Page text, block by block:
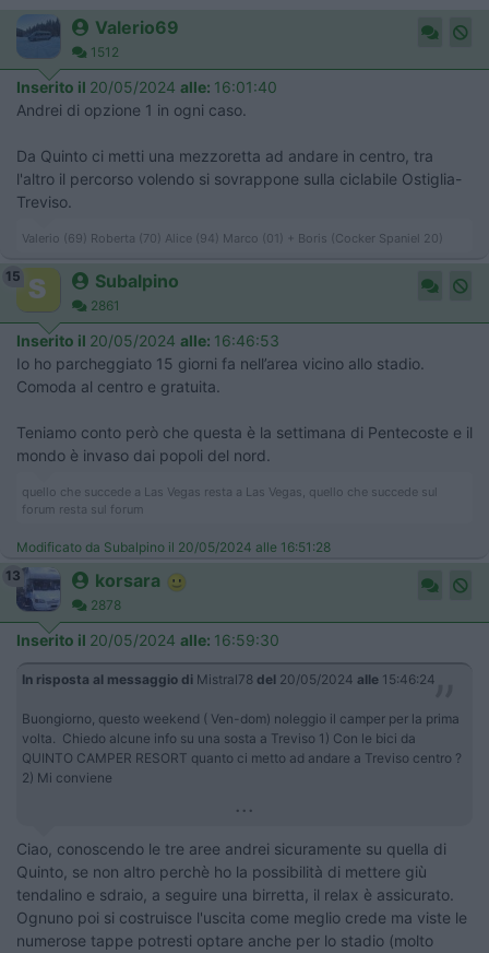
Valerio69
1512
Inserito il 20/05/2024 alle: 16:01:40
Andrei di opzione 1 in ogni caso.
Da Quinto ci metti una mezzoretta ad andare in centro, tra
l'altro il percorso volendo si sovrappone sulla ciclabile Ostiglia-
Treviso.
Valerio (69) Roberta (70) Alice (94) Marco (01) + Boris (Cocker Spaniel 20)
15 Subalpino
2861
Inserito il 20/05/2024 alle: 16:46:53
Io ho parcheggiato 15 giorni fa nell’area vicino allo stadio.
Comoda al centro e gratuita.
Teniamo conto però che questa è la settimana di Pentecoste e il
mondo è invaso dai popoli del nord.
quello che succede a Las Vegas resta a Las Vegas, quello che succede sul
forum resta sul forum
Modificato da Subalpino il 20/05/2024 alle 16:51:28
13
korsara
2878
Inserito il 20/05/2024 alle: 16:59:30
In risposta al messaggio di Mistral78 del 20/05/2024 alle 15:46:24
Buongiorno, questo weekend ( Ven-dom) noleggio il camper per la prima
volta. Chiedo alcune info su una sosta a Treviso 1) Con le bici da
QUINTO CAMPER RESORT quanto ci metto ad andare a Treviso centro ?
2) Mi conviene
...
Ciao, conoscendo le tre aree andrei sicuramente su quella di
Quinto, se non altro perchè ho la possibilità di mettere giù
tendalino e sdraio, a seguire una birretta, il relax è assicurato.
Ognuno poi si costruisce l'uscita come meglio crede ma viste le
numerose tappe potresti optare anche per lo stadio (molto